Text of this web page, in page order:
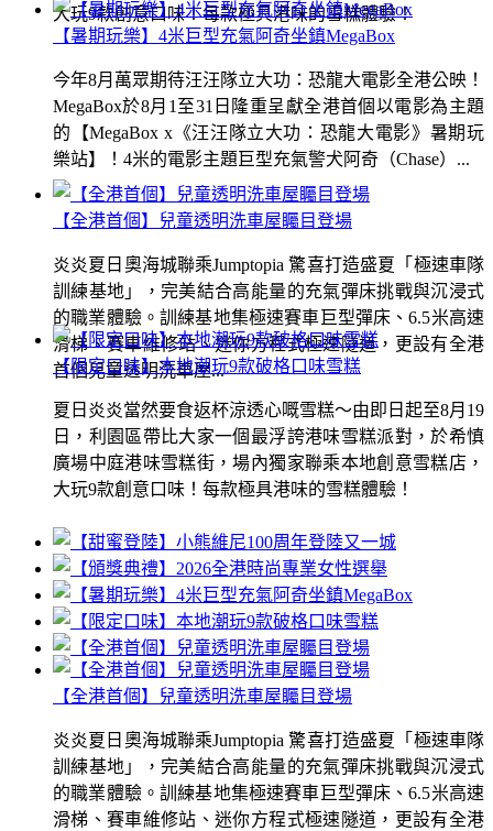
大玩9款創意口味！每款極具港味的雪糕體驗！
【全港首個】兒童透明洗車屋矚目登場
炎炎夏日奧海城聯乘Jumptopia 驚喜打造盛夏「極速車隊
訓練基地」，完美結合高能量的充氣彈床挑戰與沉浸式
的職業體驗。訓練基地集極速賽車巨型彈床、6.5米高速
滑梯、賽車維修站、迷你方程式極速隧道，更設有全港
首個兒童透明洗車屋...
【暑期玩樂】4米巨型充氣阿奇坐鎮MegaBox
今年8月萬眾期待汪汪隊立大功：恐龍大電影全港公映！
MegaBox於8月1至31日隆重呈獻全港首個以電影為主題
的【MegaBox x《汪汪隊立大功：恐龍大電影》暑期玩
樂站】！4米的電影主題巨型充氣警犬阿奇（Chase）...
【限定口味】本地潮玩9款破格口味雪糕
夏日炎炎當然要食返杯涼透心嘅雪糕～由即日起至8月19
日，利園區帶比大家一個最浮誇港味雪糕派對，於希慎
廣場中庭港味雪糕街，場內獨家聯乘本地創意雪糕店，
大玩9款創意口味！每款極具港味的雪糕體驗！
【全港首個】兒童透明洗車屋矚目登場
炎炎夏日奧海城聯乘Jumptopia 驚喜打造盛夏「極速車隊
訓練基地」，完美結合高能量的充氣彈床挑戰與沉浸式
的職業體驗。訓練基地集極速賽車巨型彈床、6.5米高速
滑梯、賽車維修站、迷你方程式極速隧道，更設有全港